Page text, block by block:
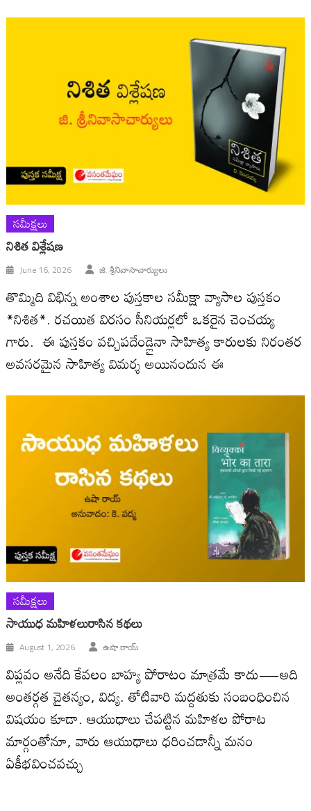
సమీక్షలు
నిశిత విశ్లేష‌ణ‌
June 16, 2026 జి. శ్రీనివాసాచార్యులు
తొమ్మిది విభిన్న అంశాల పుస్తకాల సమీక్షా వ్యాసాల పుస్తకం
*నిశిత*. రచయిత విరసం సీనియర్లలో ఒకరైన చెంచయ్య
గారు. ఈ పుస్త‌కం వ‌చ్చిపదేండ్లైనా సాహిత్య కారులకు నిరంతర
అవసరమైన సాహిత్య విమర్శ అయినందున ఈ
సమీక్షలు
సాయుధ మహిళలురాసిన కథలు
August 1, 2026 ఉషా రాయ్
విప్లవం అనేది కేవలం బాహ్య పోరాటం మాత్రమే కాదు—అది
అంతర్గత చైతన్యం, విద్య. తోటివారి మద్దతుకు సంబంధించిన
విషయం కూడా. ఆయుధాలు చేపట్టిన మహిళల పోరాట
మార్గంతోనూ, వారు ఆయుధాలు ధరించడాన్నీ మనం
ఏకీభవించవచ్చు